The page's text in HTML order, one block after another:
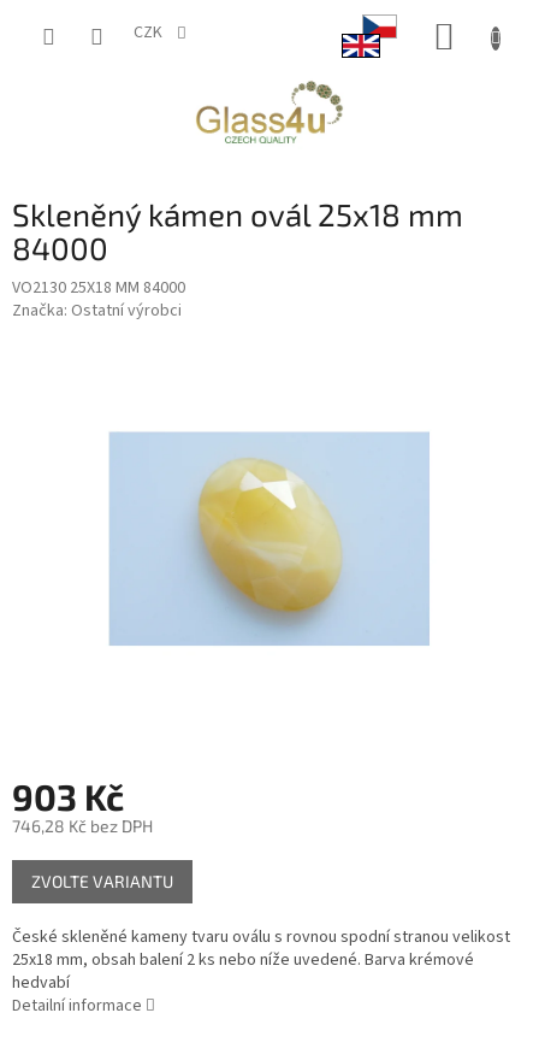
CZK
Skleněný kámen ovál 25x18 mm
84000
VO2130 25X18 MM 84000
Značka: Ostatní výrobci
903 Kč
746,28 Kč bez DPH
Měrná
cena:
ZVOLTE VARIANTU
České skleněné kameny tvaru oválu s rovnou spodní stranou velikost
25x18 mm, obsah balení 2 ks nebo níže uvedené. Barva krémové
hedvabí
Detailní informace